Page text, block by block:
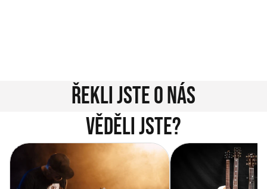
Řekli jste o nás
Věděli jste?
Vítejte na novém e-shopu Music
City
Jak vybrat